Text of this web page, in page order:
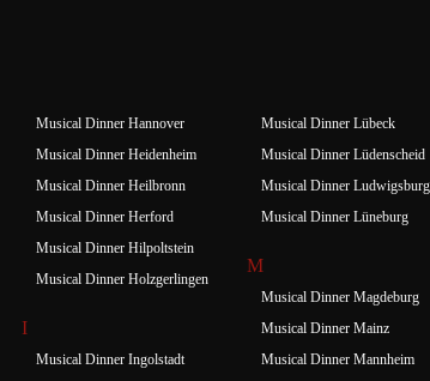
Musical Dinner Hannover
Musical Dinner Heidenheim
Musical Dinner Heilbronn
Musical Dinner Herford
Musical Dinner Hilpoltstein
Musical Dinner Holzgerlingen
I
Musical Dinner Ingolstadt
Musical Dinner Lübeck
Musical Dinner Lüdenscheid
Musical Dinner Ludwigsburg
Musical Dinner Lüneburg
M
Musical Dinner Magdeburg
Musical Dinner Mainz
Musical Dinner Mannheim